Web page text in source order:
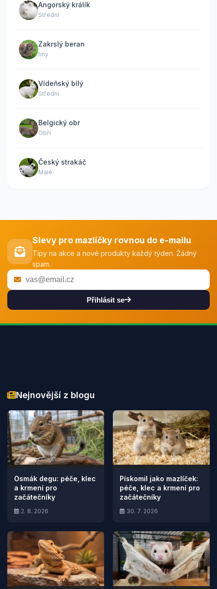
Angorský králík
Střední
Zakrslý beran
tiny
Vídeňský bílý
Střední
Belgický obr
Obří
Český strakáč
Malé
Slevy pro mazlíčky rovnou do e-mailu
Tipy na akce a nové produkty každý týden. Žádný
spam.
Přihlásit se
Nejnovější z blogu
Osmák degu: péče, klec
a krmení pro
začátečníky
2. 8. 2026
Pískomil jako mazlíček:
péče, klec a krmení pro
začátečníky
30. 7. 2026